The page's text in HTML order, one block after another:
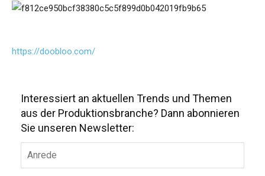
https://doobloo.com/
Interessiert an aktuellen Trends und Themen
aus der Produktionsbranche? Dann abonnieren
Sie unseren Newsletter: